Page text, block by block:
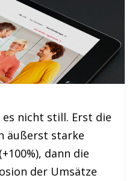
es nicht still. Erst die
äußerst starke
dann die
der Umsätze